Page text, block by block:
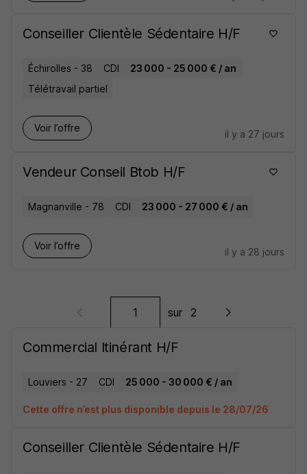
Conseiller Clientèle Sédentaire H/F
Échirolles - 38 CDI
23 000 - 25 000 € / an
Télétravail partiel
Voir l’offre
il y a 27 jours
Vendeur Conseil Btob H/F
Magnanville - 78 CDI 23 000 - 27 000 € / an
Voir l’offre
il y a 28 jours
sur 2
Commercial Itinérant H/F
Louviers - 27 CDI 25 000 - 30 000 € / an
Cette offre n’est plus disponible depuis le 28/07/26
Conseiller Clientèle Sédentaire H/F